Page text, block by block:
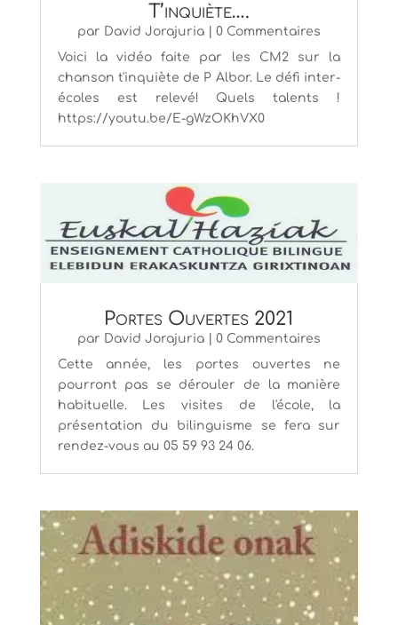
T’inquiète….
par David Jorajuria| 0 Commentaires
Voici la vidéo faite par les CM2 sur la
chanson t'inquiète de P Albor. Le défi inter-
écoles est relevé! Quels talents !
https://youtu.be/E-gWzOKhVX0
Portes Ouvertes 2021
par David Jorajuria| 0 Commentaires
Cette année, les portes ouvertes ne
pourront pas se dérouler de la manière
habituelle. Les visites de l'école, la
présentation du bilinguisme se fera sur
rendez-vous au 05 59 93 24 06.